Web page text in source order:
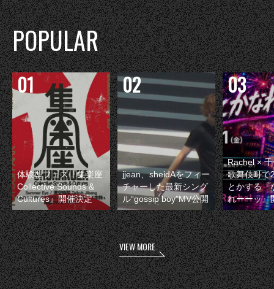
POPULAR
体験型フェス『集楽座
Collective Sounds &
Cultures』開催決定
jjean、sheidAをフィー
チャーした最新シング
ル“gossip boy”MV公開
Rachel ×
歌舞伎町で
とかする『
れーーッ』
VIEW MORE